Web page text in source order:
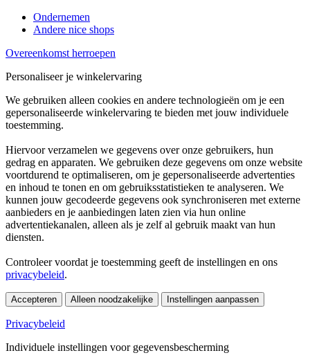
Ondernemen
Andere nice shops
Overeenkomst herroepen
Personaliseer je winkelervaring
We gebruiken alleen cookies en andere technologieën om je een
gepersonaliseerde winkelervaring te bieden met jouw individuele
toestemming.
Hiervoor verzamelen we gegevens over onze gebruikers, hun
gedrag en apparaten. We gebruiken deze gegevens om onze website
voortdurend te optimaliseren, om je gepersonaliseerde advertenties
en inhoud te tonen en om gebruiksstatistieken te analyseren. We
kunnen jouw gecodeerde gegevens ook synchroniseren met externe
aanbieders en je aanbiedingen laten zien via hun online
advertentiekanalen, alleen als je zelf al gebruik maakt van hun
diensten.
Controleer voordat je toestemming geeft de instellingen en ons
privacybeleid.
Accepteren Alleen noodzakelijke Instellingen aanpassen
Privacybeleid
Individuele instellingen voor gegevensbescherming